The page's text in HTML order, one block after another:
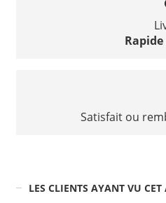
Satisfait ou
LES CLIENTS AYANT VU